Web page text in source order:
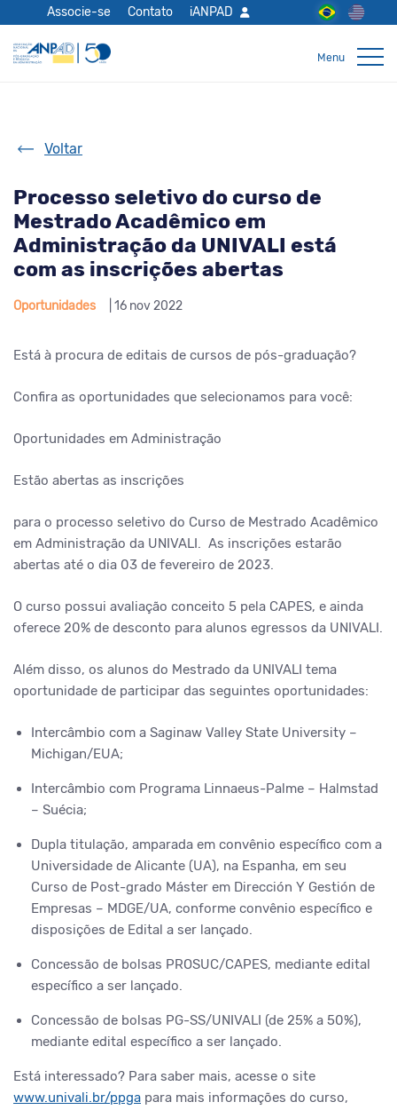
Associe-se Contato iANPAD
Voltar
Processo seletivo do curso de
Mestrado Acadêmico em
Administração da UNIVALI está
com as inscrições abertas
Oportunidades | 16 nov 2022
Está à procura de editais de cursos de pós-graduação?
Confira as oportunidades que selecionamos para você:
Oportunidades em Administração
Estão abertas as inscrições
para o processo seletivo do Curso de Mestrado Acadêmico
em Administração da UNIVALI. As inscrições estarão
abertas até o dia 03 de fevereiro de 2023.
O curso possui avaliação conceito 5 pela CAPES, e ainda
oferece 20% de desconto para alunos egressos da UNIVALI.
Além disso, os alunos do Mestrado da UNIVALI tema
oportunidade de participar das seguintes oportunidades:
Intercâmbio com a Saginaw Valley State University –
Michigan/EUA;
Intercâmbio com Programa Linnaeus-Palme – Halmstad
– Suécia;
Dupla titulação, amparada em convênio específico com a
Universidade de Alicante (UA), na Espanha, em seu
Curso de Post-grado Máster em Dirección Y Gestión de
Empresas – MDGE/UA, conforme convênio específico e
disposições de Edital a ser lançado.
Concessão de bolsas PROSUC/CAPES, mediante edital
específico a ser lançado.
Concessão de bolsas PG-SS/UNIVALI (de 25% a 50%),
mediante edital específico a ser lançado.
Está interessado? Para saber mais, acesse o site
www.univali.br/ppga para mais informações do curso,